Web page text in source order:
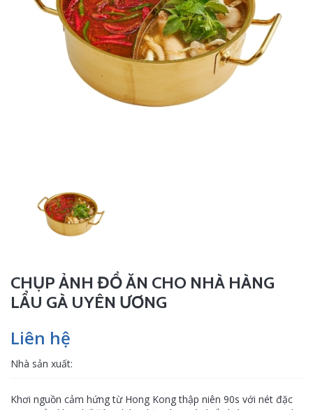
CHỤP ẢNH ĐỒ ĂN CHO NHÀ HÀNG
LẨU GÀ UYÊN ƯƠNG
Liên hệ
Nhà sản xuất:
Khơi nguồn cảm hứng từ Hong Kong thập niên 90s với nét đặc